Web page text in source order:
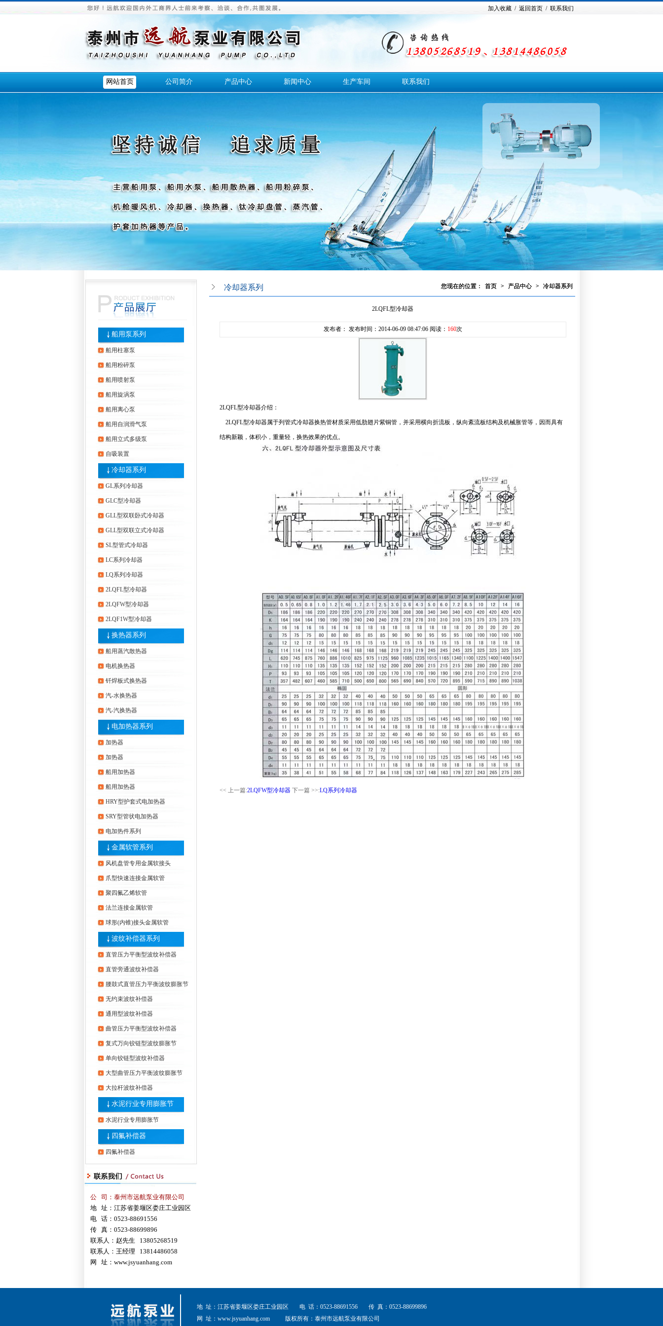
加入收藏 / 返回首页 / 联系我们
网站首页 公司简介 产品中心 新闻中心 生产车间 联系我们
船用泵系列
船用柱塞泵
船用粉碎泵
船用喷射泵
船用旋涡泵
船用离心泵
船用自润滑气泵
船用立式多级泵
自吸装置
冷却器系列
GL系列冷却器
GLC型冷却器
GLL型双联卧式冷却器
GLL型双联立式冷却器
SL型管式冷却器
LC系列冷却器
LQ系列冷却器
2LQFL型冷却器
2LQFW型冷却器
2LQF1W型冷却器
换热器系列
船用蒸汽散热器
电机换热器
钎焊板式换热器
汽-水换热器
汽-汽换热器
电加热器系列
加热器
加热器
船用加热器
船用加热器
HRY型护套式电加热器
SRY型管状电加热器
电加热件系列
金属软管系列
风机盘管专用金属软接头
爪型快速连接金属软管
聚四氟乙烯软管
法兰连接金属软管
球形(内锥)接头金属软管
波纹补偿器系列
直管压力平衡型波纹补偿器
直管旁通波纹补偿器
腰鼓式直管压力平衡波纹膨胀节
无约束波纹补偿器
通用型波纹补偿器
曲管压力平衡型波纹补偿器
复式万向铰链型波纹膨胀节
单向铰链型波纹补偿器
大型曲管压力平衡波纹膨胀节
大拉杆波纹补偿器
水泥行业专用膨胀节
水泥行业专用膨胀节
四氟补偿器
四氟补偿器
公 司：泰州市远航泵业有限公司
地 址：江苏省姜堰区娄庄工业园区
电 话：0523-88691556
传 真：0523-88699896
联系人：赵先生 13805268519
联系人：王经理 13814486058
网 址： www.jsyuanhang.com
冷却器系列 您现在的位置： 首页 > 产品中心 > 冷却器系列
2LQFL型冷却器
发布者： 发布时间：2014-06-09 08:47:06 阅读： 160次
2LQFL型冷却器介绍：
2LQFL型冷却器属于列管式冷却器换热管材质采用低肋翅片紫铜管，并采用横向折流板，纵向紊流板结构及机械胀管等，因而具有
结构新颖，体积小，重量轻，换热效果的优点。
<< 上一篇:2LQFW型冷却器下一篇 >>:LQ系列冷却器
地 址：江苏省姜堰区娄庄工业园区 电 话：0523-88691556
传 真：0523-88699896
网 址： www.jsyuanhang.com 版权所有：泰州市远航泵业有限公司